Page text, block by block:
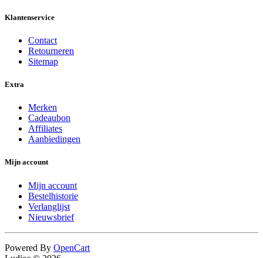
Klantenservice
Contact
Retourneren
Sitemap
Extra
Merken
Cadeaubon
Affiliates
Aanbiedingen
Mijn account
Mijn account
Bestelhistorie
Verlanglijst
Nieuwsbrief
Powered By OpenCart